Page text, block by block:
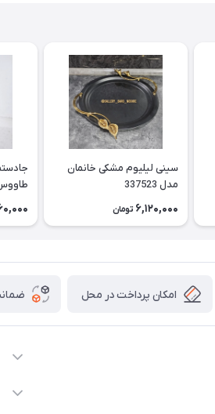
سینی لیلیوم مشکی خانمان
مدل 337523
6,120,000 تومان
امکان پرداخت در محل